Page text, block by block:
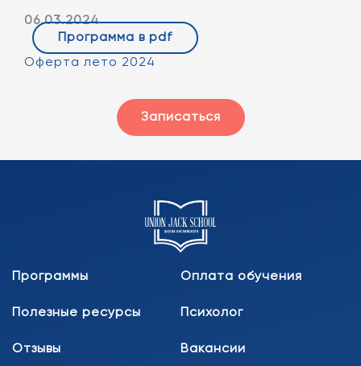
06.03.2024
Программа в pdf
Оферта лето 2024
Записаться
Программы
Полезные ресурсы
Отзывы
Оплата обучения
Психолог
Вакансии